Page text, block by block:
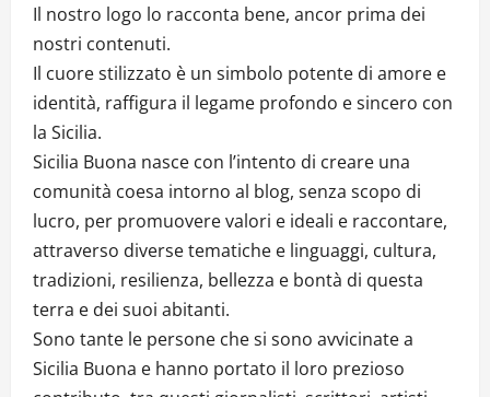
Il nostro logo lo racconta bene, ancor prima dei
nostri contenuti.
Il cuore stilizzato è un simbolo potente di amore e
identità, raffigura il legame profondo e sincero con
la Sicilia.
Sicilia Buona nasce con l’intento di creare una
comunità coesa intorno al blog, senza scopo di
lucro, per promuovere valori e ideali e raccontare,
attraverso diverse tematiche e linguaggi, cultura,
tradizioni, resilienza, bellezza e bontà di questa
terra e dei suoi abitanti.
Sono tante le persone che si sono avvicinate a
Sicilia Buona e hanno portato il loro prezioso